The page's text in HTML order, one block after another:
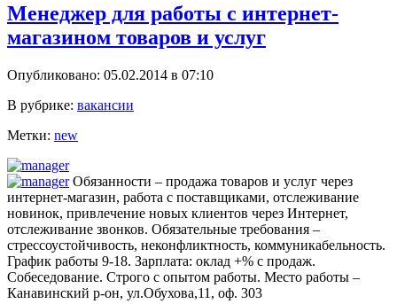
Менеджер для работы с интернет-
магазином товаров и услуг
Опубликовано: 05.02.2014 в 07:10
В рубрике: вакансии
Метки: new
Обязанности – продажа товаров и услуг через
интернет-магазин, работа с поставщиками, отслеживание
новинок, привлечение новых клиентов через Интернет,
отслеживание звонков. Обязательные требования –
стрессоустойчивость, неконфликтность, коммуникабельность.
График работы 9-18. Зарплата: оклад +% с продаж.
Собеседование. Строго с опытом работы. Место работы –
Канавинский р-он, ул.Обухова,11, оф. 303